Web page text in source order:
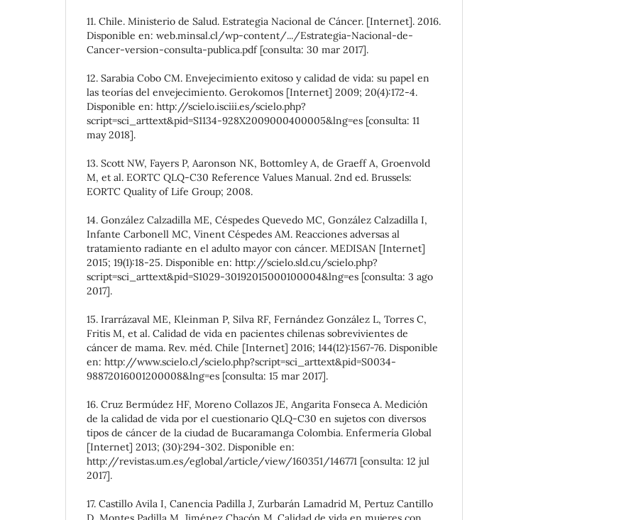
11. Chile. Ministerio de Salud. Estrategia Nacional de Cáncer. [Internet]. 2016.
Disponible en: web.minsal.cl/wp-content/.../Estrategia-Nacional-de-
Cancer-version-consulta-publica.pdf [consulta: 30 mar 2017].
12. Sarabia Cobo CM. Envejecimiento exitoso y calidad de vida: su papel en
las teorías del envejecimiento. Gerokomos [Internet] 2009; 20(4):172-4.
Disponible en: http://scielo.isciii.es/scielo.php?
script=sci_arttext&pid=S1134-928X2009000400005&lng=es [consulta: 11
may 2018].
13. Scott NW, Fayers P, Aaronson NK, Bottomley A, de Graeff A, Groenvold
M, et al. EORTC QLQ-C30 Reference Values Manual. 2nd ed. Brussels:
EORTC Quality of Life Group; 2008.
14. González Calzadilla ME, Céspedes Quevedo MC, González Calzadilla I,
Infante Carbonell MC, Vinent Céspedes AM. Reacciones adversas al
tratamiento radiante en el adulto mayor con cáncer. MEDISAN [Internet]
2015; 19(1):18-25. Disponible en: http://scielo.sld.cu/scielo.php?
script=sci_arttext&pid=S1029-30192015000100004&lng=es [consulta: 3 ago
2017].
15. Irarrázaval ME, Kleinman P, Silva RF, Fernández González L, Torres C,
Fritis M, et al. Calidad de vida en pacientes chilenas sobrevivientes de
cáncer de mama. Rev. méd. Chile [Internet] 2016; 144(12):1567-76. Disponible
en: http://www.scielo.cl/scielo.php?script=sci_arttext&pid=S0034-
98872016001200008&lng=es [consulta: 15 mar 2017].
16. Cruz Bermúdez HF, Moreno Collazos JE, Angarita Fonseca A. Medición
de la calidad de vida por el cuestionario QLQ-C30 en sujetos con diversos
tipos de cáncer de la ciudad de Bucaramanga Colombia. Enfermería Global
[Internet] 2013; (30):294-302. Disponible en:
http://revistas.um.es/eglobal/article/view/160351/146771 [consulta: 12 jul
2017].
17. Castillo Avila I, Canencia Padilla J, Zurbarán Lamadrid M, Pertuz Cantillo